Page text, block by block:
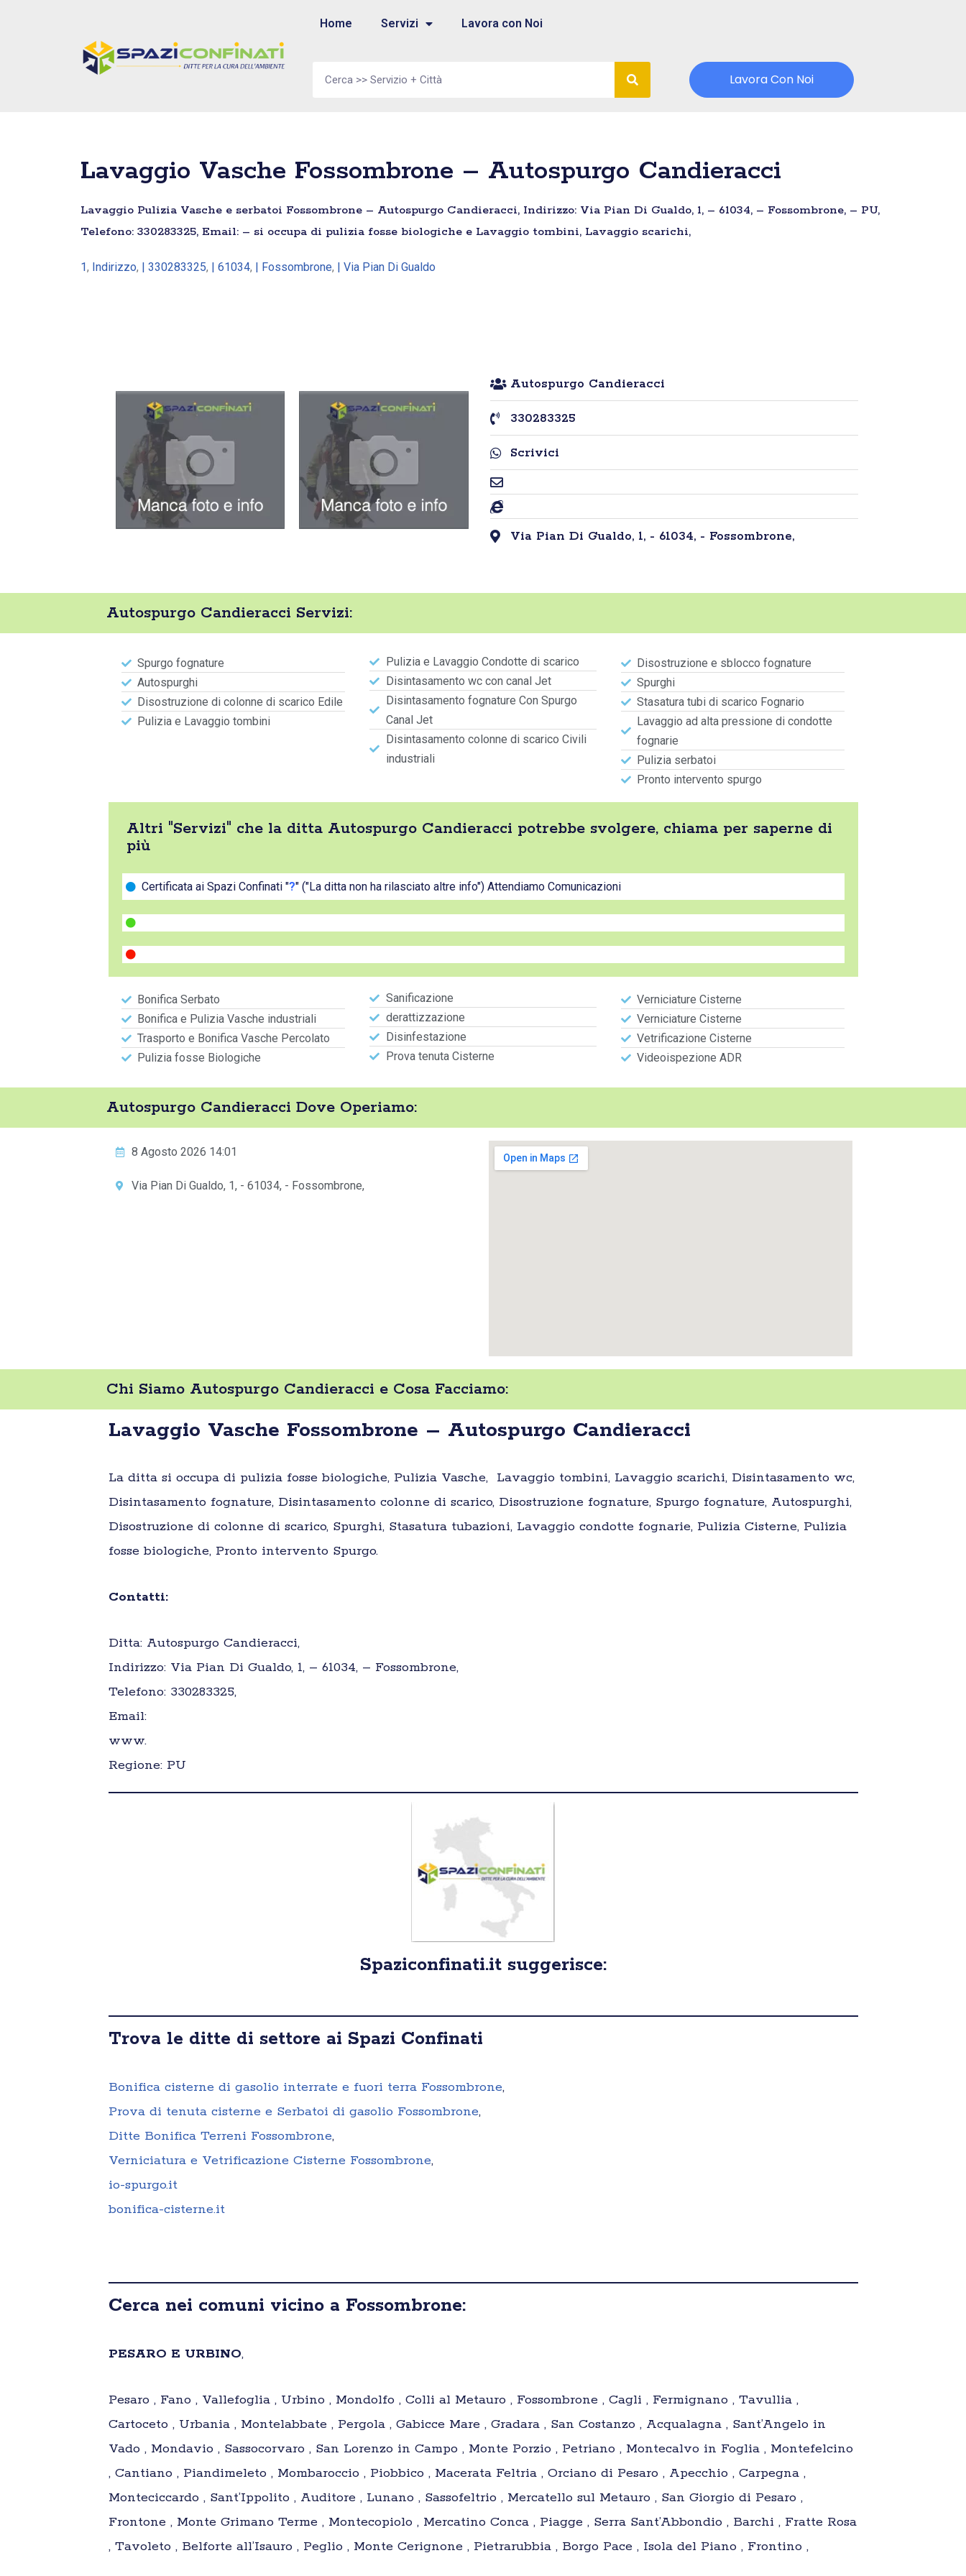
Home Servizi Lavora con Noi
Lavora Con Noi
Lavaggio Vasche Fossombrone – Autospurgo Candieracci
Lavaggio Pulizia Vasche e serbatoi Fossombrone – Autospurgo Candieracci, Indirizzo: Via Pian Di Gualdo, 1, – 61034, – Fossombrone, – PU,
Telefono: 330283325, Email: – si occupa di pulizia fosse biologiche e Lavaggio tombini, Lavaggio scarichi,
1, Indirizzo, | 330283325, | 61034, | Fossombrone, | Via Pian Di Gualdo
Autospurgo Candieracci
330283325
Scrivici
Via Pian Di Gualdo, 1, - 61034, - Fossombrone,
Autospurgo Candieracci Servizi:
Spurgo fognature
Autospurghi
Disostruzione di colonne di scarico Edile
Pulizia e Lavaggio tombini
Pulizia e Lavaggio Condotte di scarico
Disintasamento wc con canal Jet
Disintasamento fognature Con Spurgo
Canal Jet
Disintasamento colonne di scarico Civili
industriali
Disostruzione e sblocco fognature
Spurghi
Stasatura tubi di scarico Fognario
Lavaggio ad alta pressione di condotte
fognarie
Pulizia serbatoi
Pronto intervento spurgo
Altri "Servizi" che la ditta Autospurgo Candieracci potrebbe svolgere, chiama per saperne di
più
Certificata ai Spazi Confinati "?" ("La ditta non ha rilasciato altre info") Attendiamo Comunicazioni
Bonifica Serbato
Bonifica e Pulizia Vasche industriali
Trasporto e Bonifica Vasche Percolato
Pulizia fosse Biologiche
Sanificazione
derattizzazione
Disinfestazione
Prova tenuta Cisterne
Verniciature Cisterne
Verniciature Cisterne
Vetrificazione Cisterne
Videoispezione ADR
Autospurgo Candieracci Dove Operiamo:
8 Agosto 2026 14:01
Via Pian Di Gualdo, 1, - 61034, - Fossombrone,
Chi Siamo Autospurgo Candieracci e Cosa Facciamo:
Lavaggio Vasche Fossombrone – Autospurgo Candieracci
La ditta si occupa di pulizia fosse biologiche, Pulizia Vasche, Lavaggio tombini, Lavaggio scarichi, Disintasamento wc,
Disintasamento fognature, Disintasamento colonne di scarico, Disostruzione fognature, Spurgo fognature, Autospurghi,
Disostruzione di colonne di scarico, Spurghi, Stasatura tubazioni, Lavaggio condotte fognarie, Pulizia Cisterne, Pulizia
fosse biologiche, Pronto intervento Spurgo.
Contatti:
Ditta: Autospurgo Candieracci,
Indirizzo: Via Pian Di Gualdo, 1, – 61034, – Fossombrone,
Telefono: 330283325,
Email:
www.
Regione: PU
Spaziconfinati.it suggerisce:
Trova le ditte di settore ai Spazi Confinati
Bonifica cisterne di gasolio interrate e fuori terra Fossombrone,
Prova di tenuta cisterne e Serbatoi di gasolio Fossombrone,
Ditte Bonifica Terreni Fossombrone,
Verniciatura e Vetrificazione Cisterne Fossombrone,
io-spurgo.it
bonifica-cisterne.it
Cerca nei comuni vicino a Fossombrone:
PESARO E URBINO,
Pesaro , Fano , Vallefoglia , Urbino , Mondolfo , Colli al Metauro , Fossombrone , Cagli , Fermignano , Tavullia ,
Cartoceto , Urbania , Montelabbate , Pergola , Gabicce Mare , Gradara , San Costanzo , Acqualagna , Sant’Angelo in
Vado , Mondavio , Sassocorvaro , San Lorenzo in Campo , Monte Porzio , Petriano , Montecalvo in Foglia , Montefelcino
, Cantiano , Piandimeleto , Mombaroccio , Piobbico , Macerata Feltria , Orciano di Pesaro , Apecchio , Carpegna ,
Monteciccardo , Sant’Ippolito , Auditore , Lunano , Sassofeltrio , Mercatello sul Metauro , San Giorgio di Pesaro ,
Frontone , Monte Grimano Terme , Montecopiolo , Mercatino Conca , Piagge , Serra Sant’Abbondio , Barchi , Fratte Rosa
, Tavoleto , Belforte all’Isauro , Peglio , Monte Cerignone , Pietrarubbia , Borgo Pace , Isola del Piano , Frontino ,